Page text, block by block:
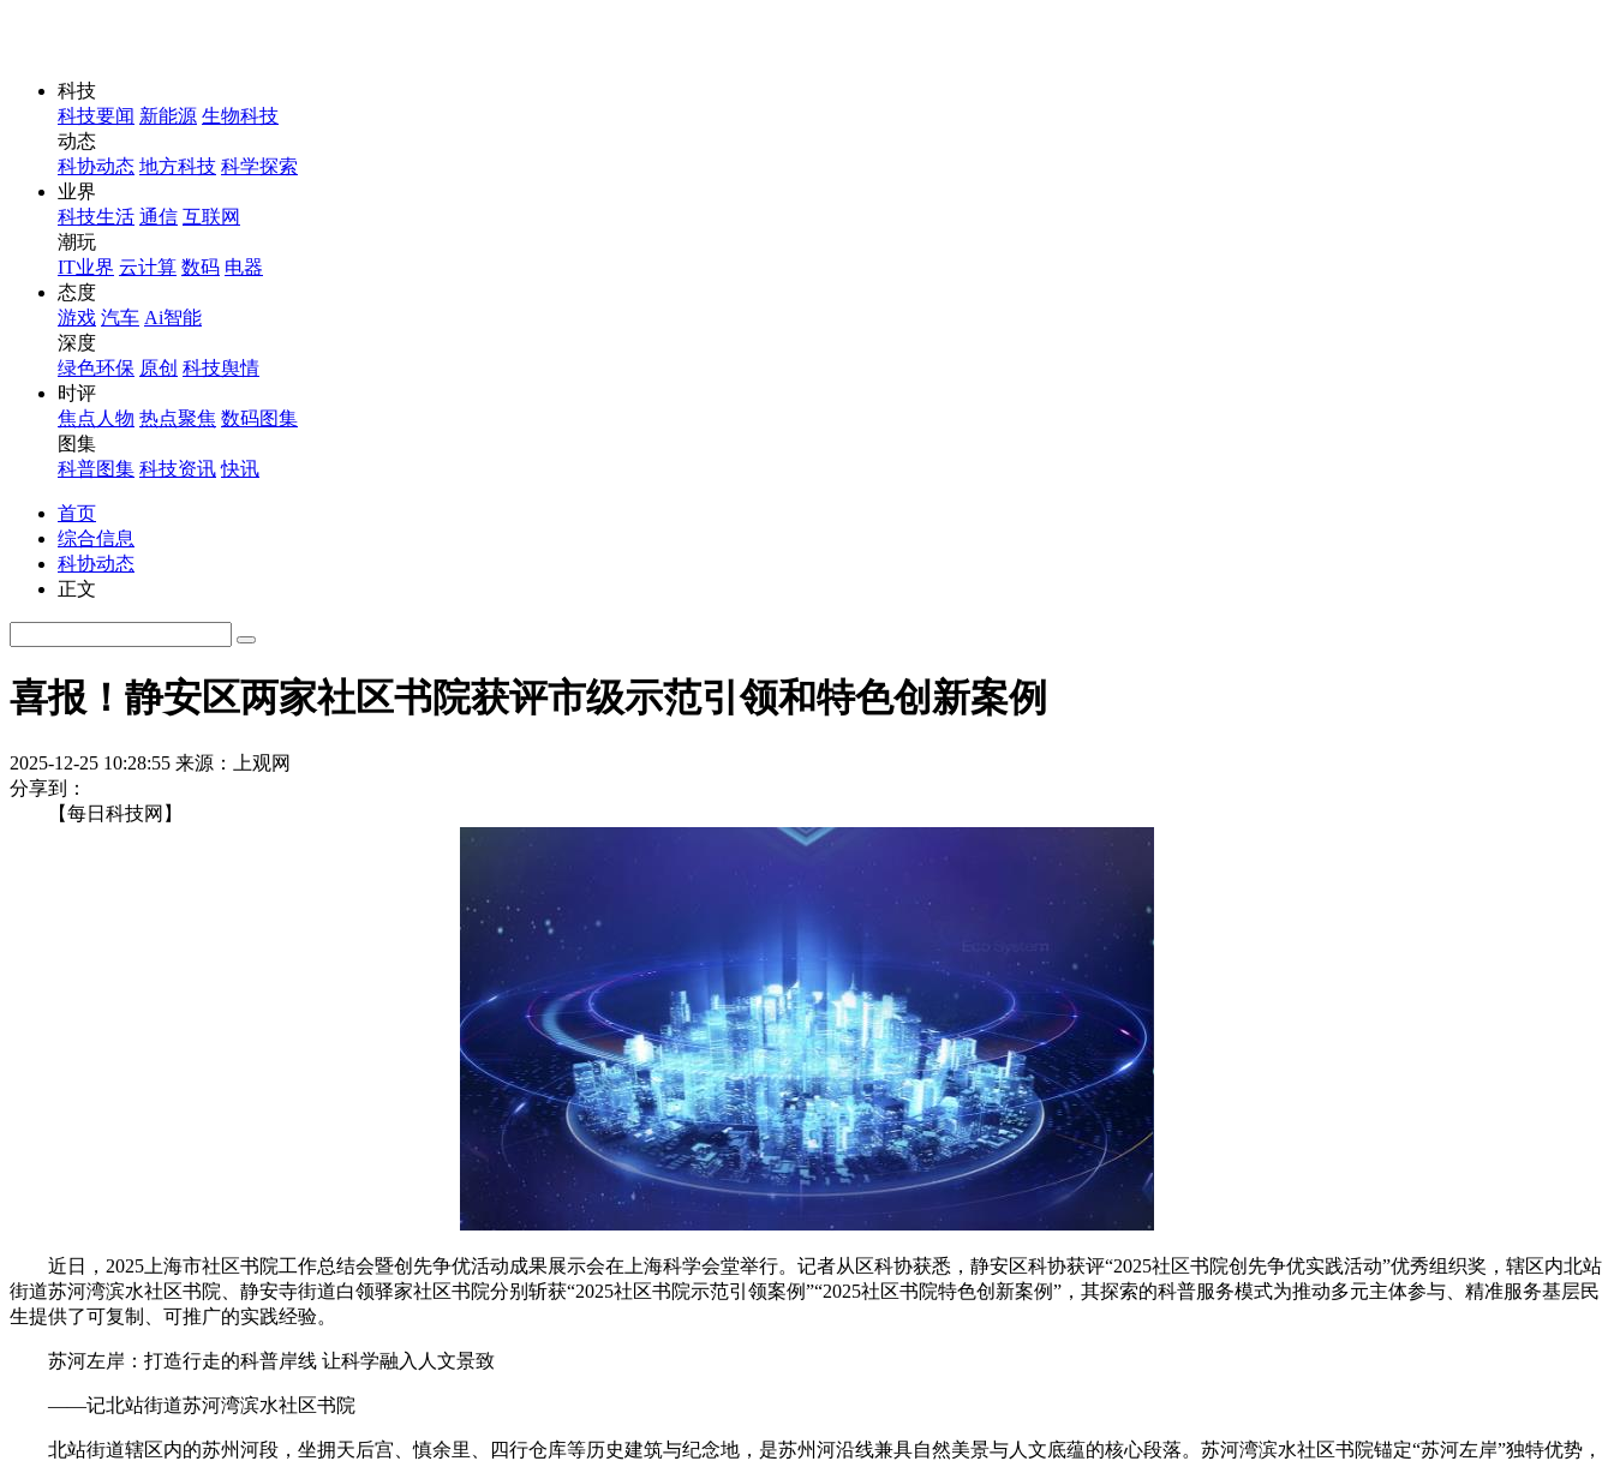
科技
科技要闻 新能源 生物科技
动态
科协动态 地方科技 科学探索
业界
科技生活 通信 互联网
潮玩
IT业界 云计算 数码 电器
态度
游戏 汽车 Ai智能
深度
绿色环保 原创 科技舆情
时评
焦点人物 热点聚焦 数码图集
图集
科普图集 科技资讯 快讯
首页
综合信息
科协动态
正文
喜报！静安区两家社区书院获评市级示范引领和特色创新案例
2025-12-25 10:28:55 来源：上观网
分享到：
【每日科技网】
近日，2025上海市社区书院工作总结会暨创先争优活动成果展示会在上海科学会堂举行。记者从区科协获悉，静安区科协获评“2025社区书院创先争优实践活动”优秀组织奖，辖区内北站
街道苏河湾滨水社区书院、静安寺街道白领驿家社区书院分别斩获“2025社区书院示范引领案例”“2025社区书院特色创新案例”，其探索的科普服务模式为推动多元主体参与、精准服务基层民
生提供了可复制、可推广的实践经验。
苏河左岸：打造行走的科普岸线 让科学融入人文景致
——记北站街道苏河湾滨水社区书院
北站街道辖区内的苏州河段，坐拥天后宫、慎余里、四行仓库等历史建筑与纪念地，是苏州河沿线兼具自然美景与人文底蕴的核心段落。苏河湾滨水社区书院锚定“苏河左岸”独特优势，